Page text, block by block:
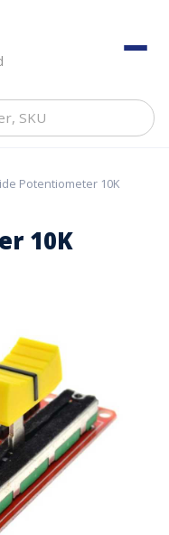
Potentiometer 10K
10K